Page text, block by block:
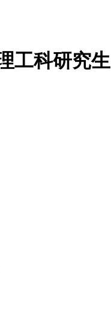
工科研究生